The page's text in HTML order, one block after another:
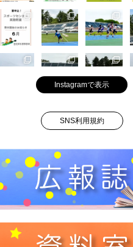
Instagramで表示
SNS利用規約